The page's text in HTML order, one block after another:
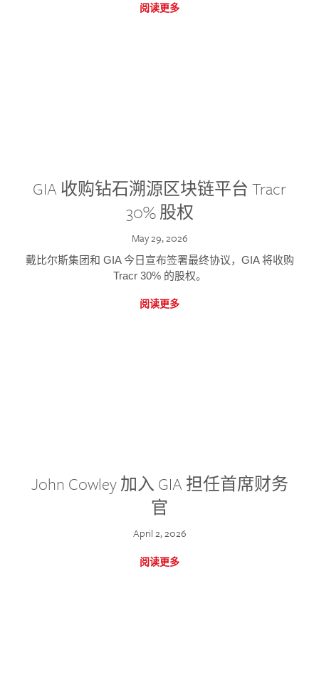
阅读更多
GIA 收购钻石溯源区块链平台 Tracr
30% 股权
May 29, 2026
戴比尔斯集团和 GIA 今日宣布签署最终协议，GIA 将收购
Tracr 30% 的股权。
阅读更多
John Cowley 加入 GIA 担任首席财务
官
April 2, 2026
阅读更多